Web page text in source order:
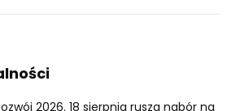
2026. 18 sierpnia rusza nabór na